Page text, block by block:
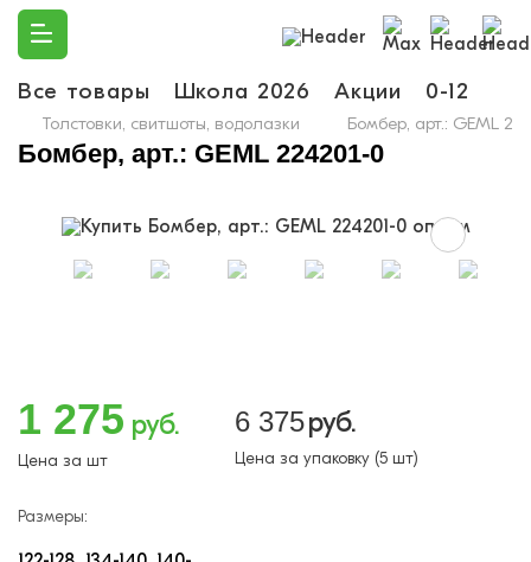
Все товары Школа 2026 Акции 0-12
Толстовки, свитшоты, водолазки Бомбер, арт.: GEML
Бомбер, арт.: GEML 224201-0
1 275 руб.
Цена за шт
6 375руб.
Цена за упаковку (5 шт)
Размеры: